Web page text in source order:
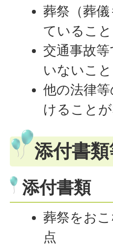
葬祭（葬
ていること
交通事故
いないこと
他の法律
けること
添付書
添付書類
葬祭をお
点